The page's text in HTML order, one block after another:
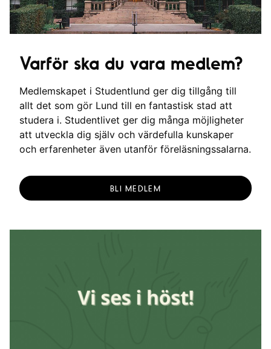
Varför ska du vara medlem?
Medlemskapet i Studentlund ger dig tillgång till
allt det som gör Lund till en fantastisk stad att
studera i. Studentlivet ger dig många möjligheter
att utveckla dig själv och värdefulla kunskaper
och erfarenheter även utanför föreläsningssalarna.
BLI MEDLEM